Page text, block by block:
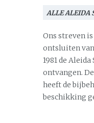
ALLE ALEIDA
Ons streven
ontsluiten
1981 de
ontvangen.
heeft de
beschikking